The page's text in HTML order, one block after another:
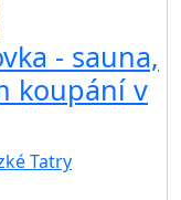
- sauna,
koupání v
Tatry